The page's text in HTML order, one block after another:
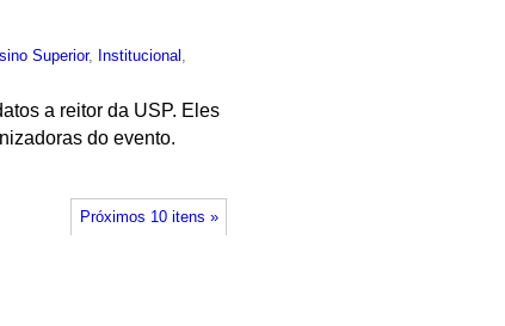
Superior, Institucional ,
a reitor da USP. Eles
do evento.
Próximos 10 itens »